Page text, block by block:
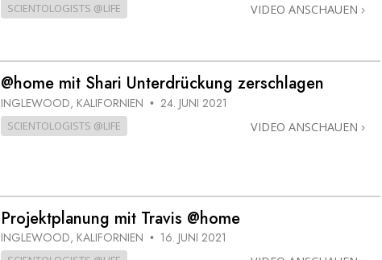
SCIENTOLOGISTS @LIFE VIDEO ANSCHAUEN
@home mit Shari Unterdrückung zerschlagen
INGLEWOOD, KALIFORNIEN • 24. JUNI 2021
SCIENTOLOGISTS @LIFE VIDEO ANSCHAUEN
Projekt­planung mit Travis @home
INGLEWOOD, KALIFORNIEN • 16. JUNI 2021